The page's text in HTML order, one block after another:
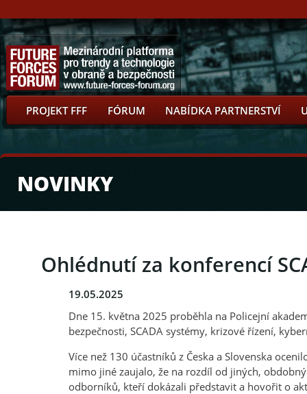
PROJEKT FFF FÓRUM NABÍDKA PARTNERSTVÍ
NOVINKY
Ohlédnutí za konferencí
19.05.2025
Dne 15. května 2025 proběhla na Policejní
bezpečnosti, SCADA systémy, krizové řízení,
Více než 130 účastníků z Česka a Slovenska
mimo jiné zaujalo, že na rozdíl od jiných,
odborníků, kteří dokázali představit a hovořit o